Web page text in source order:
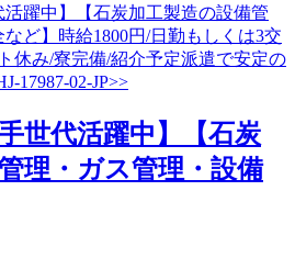
世代活躍中】【石炭
理・ガス管理・設備